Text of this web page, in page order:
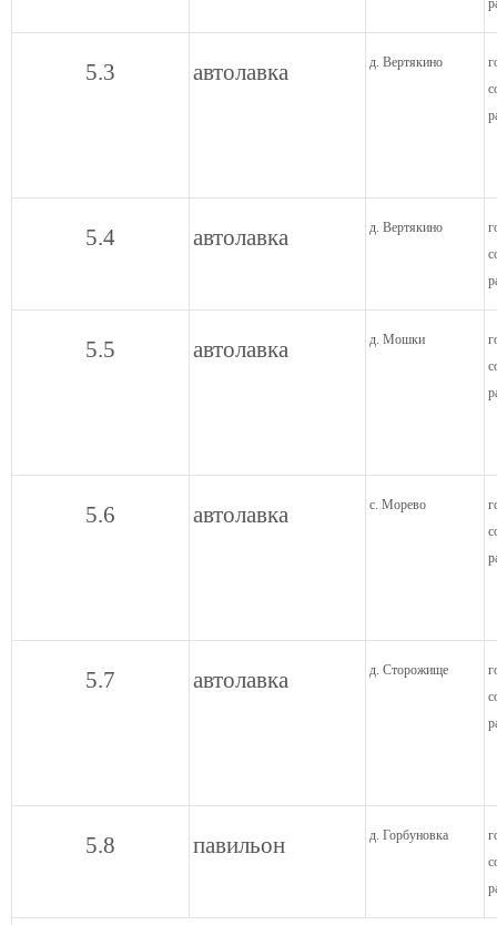
5.3 автолавка д. Вертякино
5.4 автолавка д. Вертякино
5.5 автолавка д. Мошки
5.6 автолавка с. Морево
5.7 автолавка д. Сторожище
5.8 павильон д. Горбуновка